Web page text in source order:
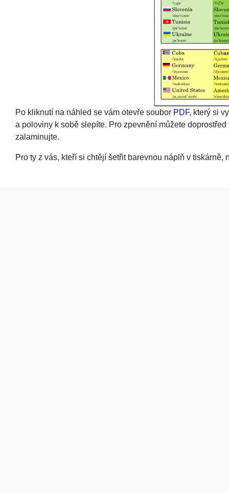
Po kliknutí na náhled se vám otevře soubor PDF, který si
a poloviny k sobě slepíte. Pro zpevnění můžete
zalaminujte.
Pro ty z vás, kteří si chtějí šetřit barevnou náplň v tiskárně,